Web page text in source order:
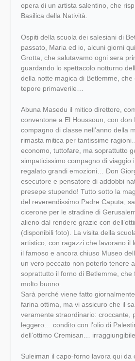
opera di un artista salentino, che
Basilica della Natività.
Ospiti della scuola dei salesiani di
passato, Maria ed io, alcuni giorni
Grotta, che salutavamo ogni sera
guardando lo spettacolo notturno
della notte magica di Betlemme, che
tepore primaverile…
Abuna Masedu il mitico direttore,
conventone a El Houssoun, con don
compagno di classe nell’anno della
rimasta mitica per tantissime
economo, tuttofare, ma soprattutto
simpaticissimo compagno di viaggio
regalato grandi emozioni… Don
esecutore e pensatore di addobbi
presepe stupendo! Tutto sotto la
del reverendissimo Padre Caputa,
cicerone per le stradine di
alieno dal rendere grazie con
(disponibili foto). La visita della
artistico, con ragazzi che lavorano il
il famoso e ancora chiuso Museo
un vero peccato non poterlo tenere
soprattutto il forno di Betlemme, che
molto buono.
Sarà perché viene fatto
farina ottima, ma vi assicuro che il
veramente straordinario: croccante,
leggero… condito con l’olio di
dell’ottimo Cremisan… irraggiungibile.
Suleiman il capo-forno lavora qui da